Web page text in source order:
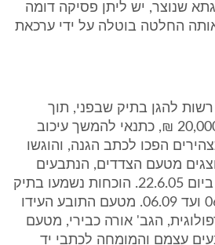
שנוצר, יש ליתן פסיקה דומה
החלטה בוטלה על ידי ערכאת
להגן בתיק שבפני, תוך
קביעה שיש להפקיד 20,000 ₪, כתנאי להמשך עיכוב
הפכו לכתב הגנה, והוגשו
מטעם הצדדים, הנתבעים
ביום 20.5.05 והתובע ביום 22.6.05. הוכחות נשמעו בתיק
במס' מועדים מ- 06.06 ועד 06.09. מטעם התובע העידו
הגב' אורה כבירי, מטעם
עצמם והמומחה לכתבי יד